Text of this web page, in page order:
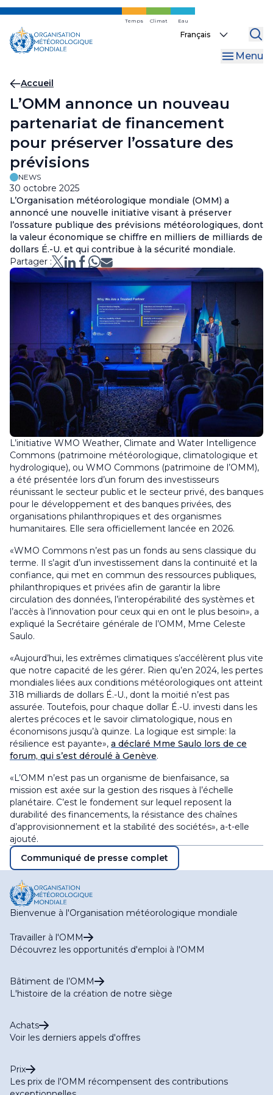
Skip
main
content
Temps Climat Eau
Select
Menu
Fil
d'Ariane
Accueil
L’OMM annonce un nouveau
partenariat de financement
pour préserver l’ossature des
prévisions
NEWS
30 octobre 2025
L’Organisation météorologique mondiale (OMM) a
annoncé une nouvelle initiative visant à préserver
l’ossature publique des prévisions météorologiques, dont
la valeur économique se chiffre en milliers de milliards de
dollars É.-U. et qui contribue à la sécurité mondiale.
Partager :
L’initiative WMO Weather, Climate and Water Intelligence
Commons (patrimoine météorologique, climatologique et
hydrologique), ou WMO Commons (patrimoine de l’OMM),
a été présentée lors d’un forum des investisseurs
réunissant le secteur public et le secteur privé, des banques
pour le développement et des banques privées, des
organisations philanthropiques et des organismes
humanitaires. Elle sera officiellement lancée en 2026.
«WMO Commons n’est pas un fonds au sens classique du
terme. Il s’agit d’un investissement dans la continuité et la
confiance, qui met en commun des ressources publiques,
philanthropiques et privées afin de garantir la libre
circulation des données, l’interopérabilité des systèmes et
l’accès à l’innovation pour ceux qui en ont le plus besoin», a
expliqué la Secrétaire générale de l’OMM, Mme Celeste
Saulo.
«Aujourd’hui, les extrêmes climatiques s’accélèrent plus vite
que notre capacité de les gérer. Rien qu’en 2024, les pertes
mondiales liées aux conditions météorologiques ont atteint
318 milliards de dollars É.-U., dont la moitié n’est pas
assurée. Toutefois, pour chaque dollar É.-U. investi dans les
alertes précoces et le savoir climatologique, nous en
économisons jusqu’à quinze. La logique est simple: la
résilience est payante», a déclaré Mme Saulo lors de ce
forum, qui s’est déroulé à Genève.
«L’OMM n’est pas un organisme de bienfaisance, sa
mission est axée sur la gestion des risques à l’échelle
planétaire. C’est le fondement sur lequel reposent la
durabilité des financements, la résistance des chaînes
d’approvisionnement et la stabilité des sociétés», a-t-elle
ajouté.
Communiqué de presse complet
Bienvenue à l'Organisation météorologique mondiale
Travailler à l'OMM
Découvrez les opportunités d'emploi à l'OMM
Bâtiment de l’OMM
L'histoire de la création de notre siège
Achats
Voir les derniers appels d'offres
Prix
Les prix de l'OMM récompensent des contributions